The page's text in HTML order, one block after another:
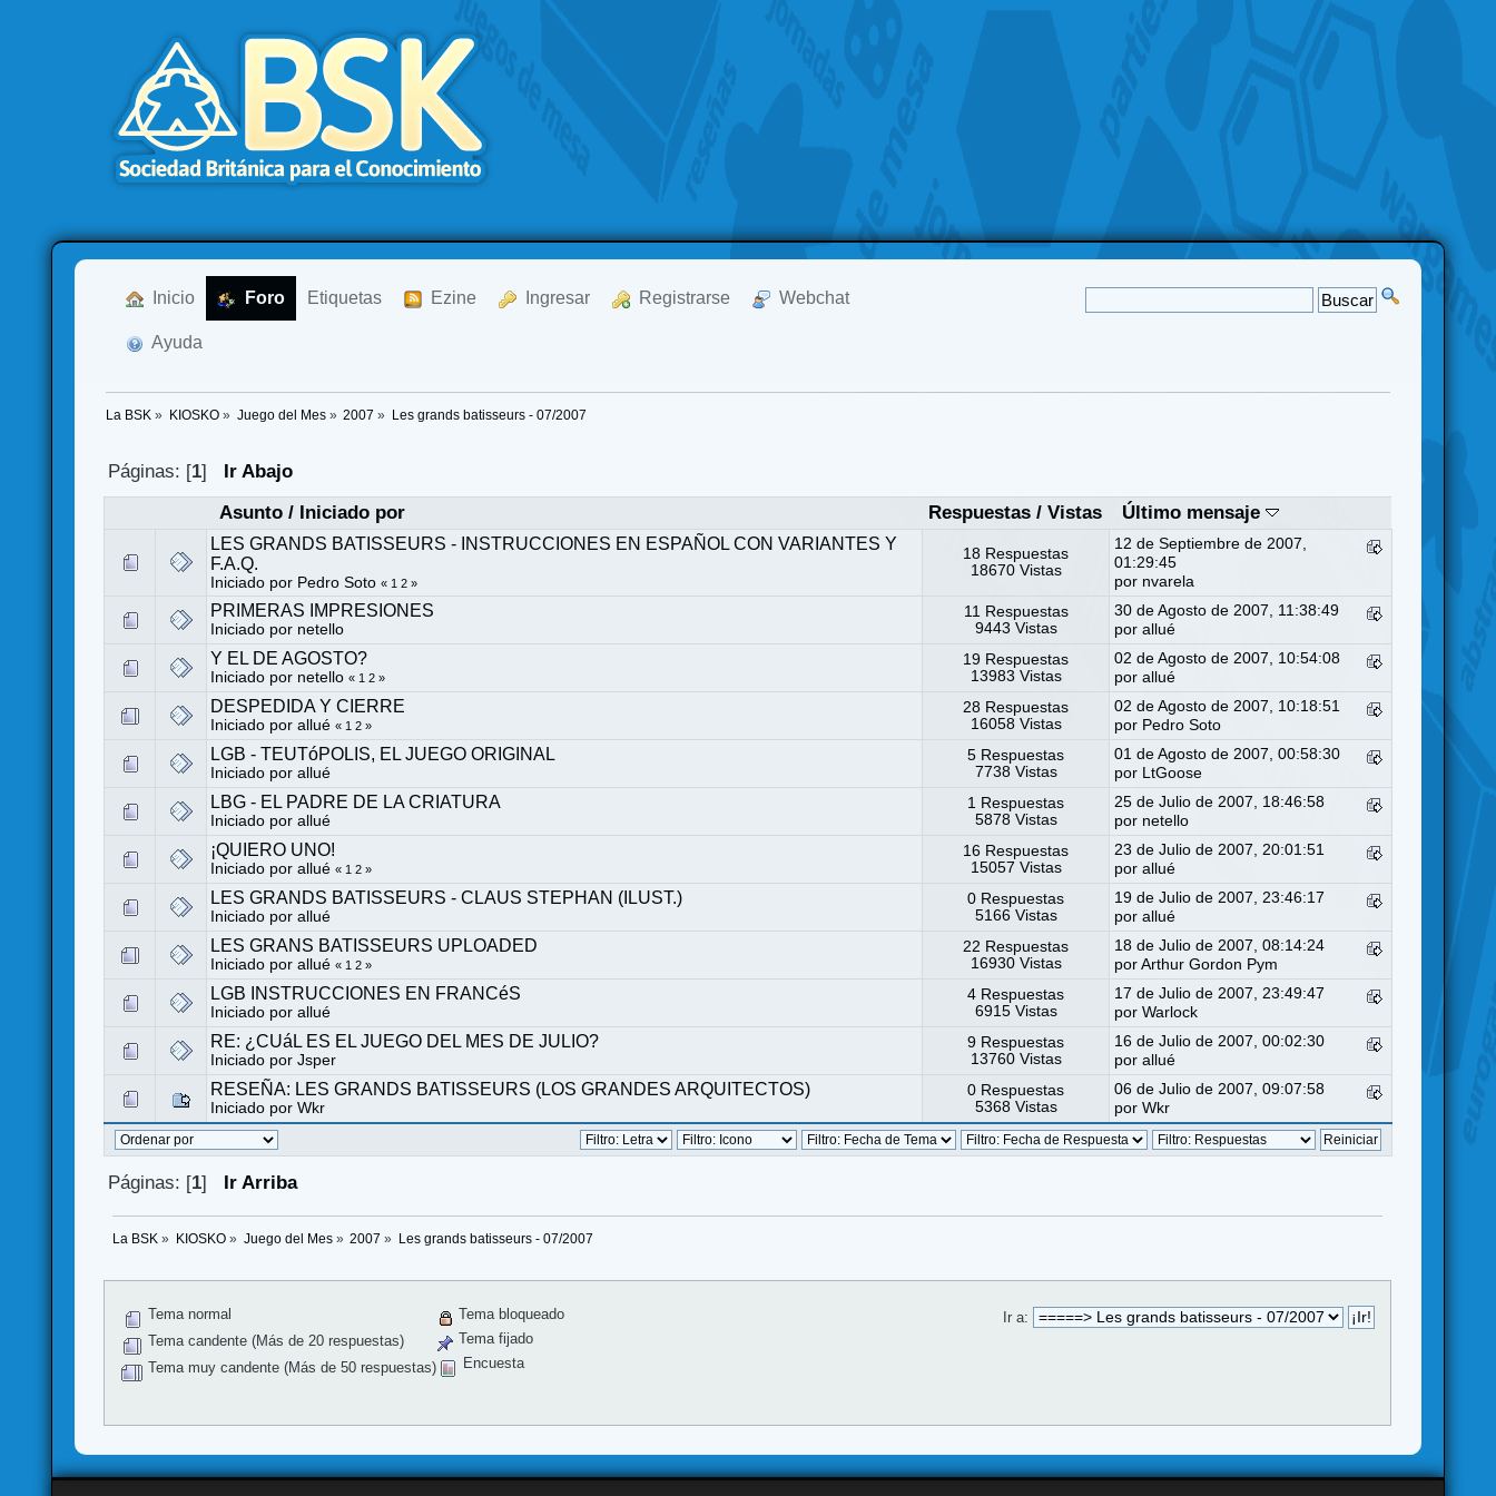
Inicio Foro Etiquetas Ezine Ingresar Registrarse Webchat
Ayuda
La BSK » KIOSKO» Juego del Mes» 2007 » Les grands batisseurs - 07/2007
Páginas: [1]
Ir Abajo
Asunto/ Iniciado por Respuestas /Vistas Último mensaje
LES GRANDS BATISSEURS - INSTRUCCIONES EN ESPAÑOL CON VARIANTES Y
F.A.Q.
Iniciado por Pedro Soto « 1 2 »
18 Respuestas
18670 Vistas
12 de Septiembre de 2007,
01:29:45
por nvarela
PRIMERAS IMPRESIONES
Iniciado por netello
11 Respuestas
9443 Vistas
30 de Agosto de 2007, 11:38:49
porallué
Y EL DE AGOSTO?
Iniciado por netello « 1 2 »
19 Respuestas
13983 Vistas
02 de Agosto de 2007, 10:54:08
porallué
DESPEDIDA Y CIERRE
Iniciado porallué « 1 2 »
28 Respuestas
16058 Vistas
02 de Agosto de 2007, 10:18:51
por Pedro Soto
LGB - TEUTóPOLIS, EL JUEGO ORIGINAL
Iniciado porallué
5 Respuestas
7738 Vistas
01 de Agosto de 2007, 00:58:30
por
LtGoose
LBG - EL PADRE DE LA CRIATURA
Iniciado porallué
1 Respuestas
5878 Vistas
25 de Julio de 2007, 18:46:58
por netello
¡QUIERO UNO!
Iniciado porallué « 1 2 »
16 Respuestas
15057 Vistas
23 de Julio de 2007, 20:01:51
porallué
LES GRANDS BATISSEURS - CLAUS STEPHAN (ILUST.)
Iniciado porallué
0 Respuestas
5166 Vistas
19 de Julio de 2007, 23:46:17
porallué
LES GRANS BATISSEURS UPLOADED
Iniciado porallué « 1 2 »
22 Respuestas
16930 Vistas
18 de Julio de 2007, 08:14:24
porArthur Gordon Pym
LGB INSTRUCCIONES EN FRANCéS
Iniciado porallué
4 Respuestas
6915 Vistas
17 de Julio de 2007, 23:49:47
porWarlock
RE: ¿CUáL ES EL JUEGO DEL MES DE JULIO?
Iniciado porJsper
9 Respuestas
13760 Vistas
16 de Julio de 2007, 00:02:30
porallué
RESEÑA: LES GRANDS BATISSEURS (LOS GRANDES ARQUITECTOS)
Iniciado porWkr
0 Respuestas
5368 Vistas
06 de Julio de 2007, 09:07:58
porWkr
Páginas: [1] Ir Arriba
La BSK » KIOSKO» Juego del Mes» 2007 » Les grands batisseurs - 07/2007
Ir a:
Tema normal
Tema candente (Más de 20 respuestas)
Tema muy candente (Más de 50 respuestas)
Tema bloqueado
Tema fijado
Encuesta